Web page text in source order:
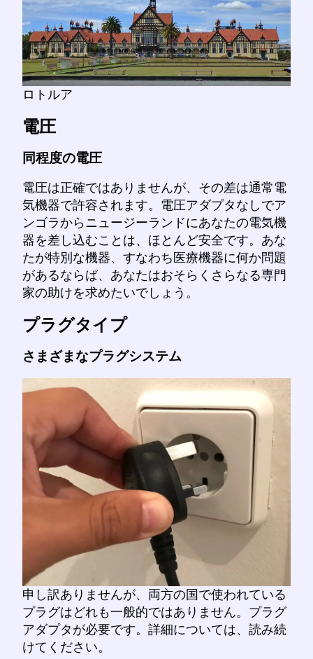
ロトルア
電圧
同程度の電圧
電圧は正確ではありませんが、その差は通常電
気機器で許容されます。電圧アダプタなしでア
ンゴラからニュージーランドにあなたの電気機
器を差し込むことは、ほとんど安全です。あな
たが特別な機器、すなわち医療機器に何か問題
があるならば、あなたはおそらくさらなる専門
家の助けを求めたいでしょう。
プラグタイプ
さまざまなプラグシステム
申し訳ありませんが、両方の国で使われている
プラグはどれも一般的ではありません。プラグ
アダプタが必要です。詳細については、読み続
けてください。